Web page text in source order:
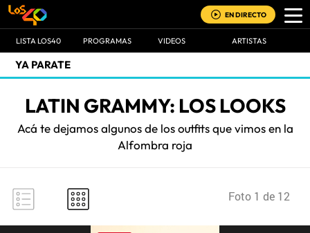
EN DIRECTO
LISTA LOS40 PROGRAMAS VIDEOS ARTISTAS
YA PARATE
LATIN GRAMMY: LOS LOOKS
Acá te dejamos algunos de los outfits que vimos en la
Alfombra roja
Foto 1 de 12